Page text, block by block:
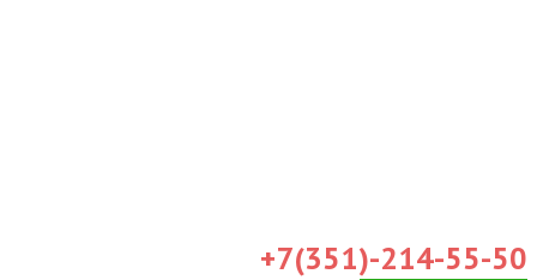
+7(351)-214-55-50